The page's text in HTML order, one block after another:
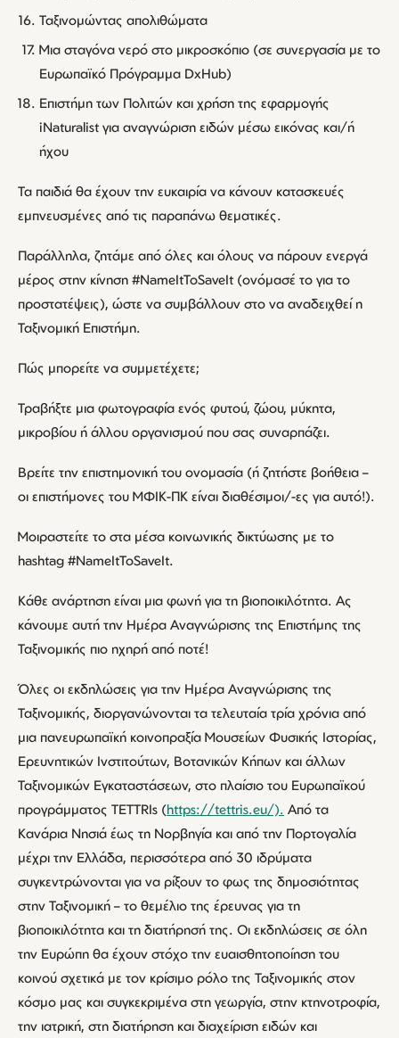
Ταξινομώντας απολιθώματα
Μια σταγόνα νερό στο μικροσκόπιο (σε συνεργασία με το
Ευρωπαϊκό Πρόγραμμα DxHub)
Επιστήμη των Πολιτών και χρήση της εφαρμογής
iNaturalist για αναγνώριση ειδών μέσω εικόνας και/ή
ήχου
Τα παιδιά θα έχουν την ευκαιρία να κάνουν κατασκευές
εμπνευσμένες από τις παραπάνω θεματικές.
Παράλληλα, ζητάμε από όλες και όλους να πάρουν ενεργά
μέρος στην κίνηση #NameItToSaveIt (ονόμασέ το για το
προστατέψεις), ώστε να συμβάλλουν στο να αναδειχθεί η
Ταξινομική Επιστήμη.
Πώς μπορείτε να συμμετέχετε;
Τραβήξτε μια φωτογραφία ενός φυτού, ζώου, μύκητα,
μικροβίου ή άλλου οργανισμού που σας συναρπάζει.
Βρείτε την επιστημονική του ονομασία (ή ζητήστε βοήθεια –
οι επιστήμονες του ΜΦΙΚ-ΠΚ είναι διαθέσιμοι/-ες για αυτό!).
Μοιραστείτε το στα μέσα κοινωνικής δικτύωσης με το
hashtag #NameItToSaveIt.
Κάθε ανάρτηση είναι μια φωνή για τη βιοποικιλότητα. Ας
κάνουμε αυτή την Ημέρα Αναγνώρισης της Επιστήμης της
Ταξινομικής πιο ηχηρή από ποτέ!
Όλες οι εκδηλώσεις για την Ημέρα Αναγνώρισης της
Ταξινομικής, διοργανώνονται τα τελευταία τρία χρόνια από
μια πανευρωπαϊκή κοινοπραξία Μουσείων Φυσικής Ιστορίας,
Ερευνητικών Ινστιτούτων, Βοτανικών Κήπων και άλλων
Ταξινομικών Εγκαταστάσεων, στο πλαίσιο του Ευρωπαϊκού
προγράμματος TETTRIs (https://tettris.eu/). Από τα
Κανάρια Νησιά έως τη Νορβηγία και από την Πορτογαλία
μέχρι την Ελλάδα, περισσότερα από 30 ιδρύματα
συγκεντρώνονται για να ρίξουν το φως της δημοσιότητας
στην Ταξινομική – το θεμέλιο της έρευνας για τη
βιοποικιλότητα και τη διατήρησή της. Οι εκδηλώσεις σε όλη
την Ευρώπη θα έχουν στόχο την ευαισθητοποίηση του
κοινού σχετικά με τον κρίσιμο ρόλο της Ταξινομικής στον
κόσμο μας και συγκεκριμένα στη γεωργία, στην κτηνοτροφία,
την ιατρική, στη διατήρηση και διαχείριση ειδών και